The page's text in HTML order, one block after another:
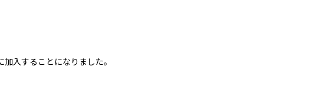
加入することになりました。